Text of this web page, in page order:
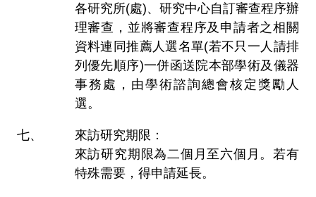
各研究所(處)、研究中心自訂審查程序辦
理審查，並將審查程序及申請者之相關
資料連同推薦人選名單(若不只一人請排
列優先順序)一併函送院本部學術及儀器
事務處，由學術諮詢總會核定獎勵人
選。
來訪研究期限：
來訪研究期限為二個月至六個月。若有
特殊需要，得申請延長。